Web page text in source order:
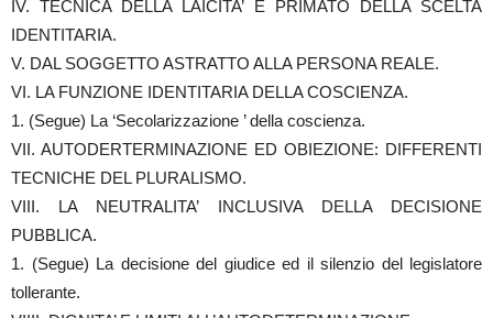
IV. TECNICA DELLA LAICITA’ E PRIMATO DELLA SCELTA
IDENTITARIA.
V. DAL SOGGETTO ASTRATTO ALLA PERSONA REALE.
VI. LA FUNZIONE IDENTITARIA DELLA COSCIENZA.
1. (Segue) La ‘Secolarizzazione ’ della coscienza.
VII. AUTODERTERMINAZIONE ED OBIEZIONE: DIFFERENTI
TECNICHE DEL PLURALISMO.
VIII. LA NEUTRALITA’ INCLUSIVA DELLA DECISIONE
PUBBLICA.
1. (Segue) La decisione del giudice ed il silenzio del legislatore
tollerante.